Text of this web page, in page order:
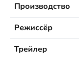
Производство
Режиссёр
Трейлер